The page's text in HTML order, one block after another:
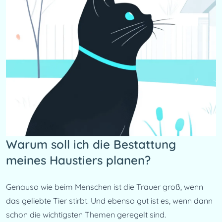
Warum soll ich die Bestattung
meines Haustiers planen?
Genauso wie beim Menschen ist die Trauer groß, wenn
das geliebte Tier stirbt. Und ebenso gut ist es, wenn dann
schon die wichtigsten Themen geregelt sind.